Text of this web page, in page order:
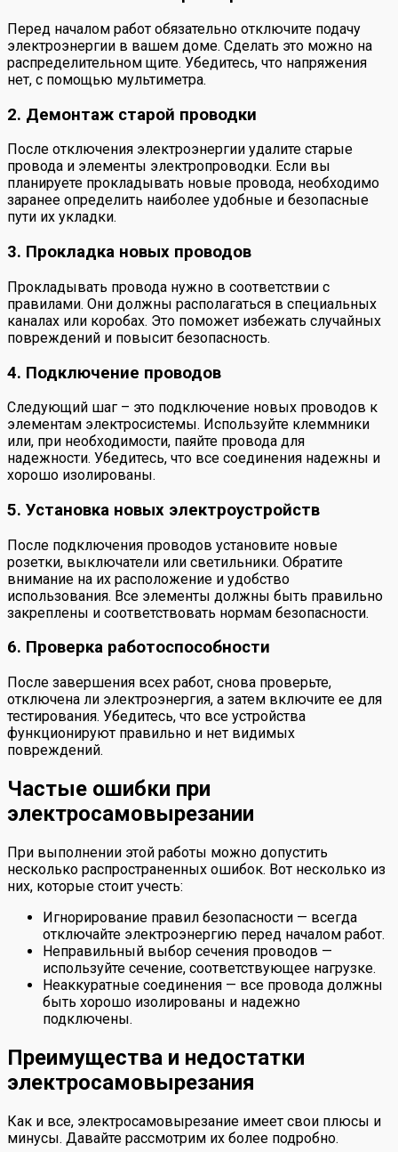
Перед началом работ обязательно отключите подачу
электроэнергии в вашем доме. Сделать это можно на
распределительном щите. Убедитесь, что напряжения
нет, с помощью мультиметра.
2. Демонтаж старой проводки
После отключения электроэнергии удалите старые
провода и элементы электропроводки. Если вы
планируете прокладывать новые провода, необходимо
заранее определить наиболее удобные и безопасные
пути их укладки.
3. Прокладка новых проводов
Прокладывать провода нужно в соответствии с
правилами. Они должны располагаться в специальных
каналах или коробах. Это поможет избежать случайных
повреждений и повысит безопасность.
4. Подключение проводов
Следующий шаг – это подключение новых проводов к
элементам электросистемы. Используйте клеммники
или, при необходимости, паяйте провода для
надежности. Убедитесь, что все соединения надежны и
хорошо изолированы.
5. Установка новых электроустройств
После подключения проводов установите новые
розетки, выключатели или светильники. Обратите
внимание на их расположение и удобство
использования. Все элементы должны быть правильно
закреплены и соответствовать нормам безопасности.
6. Проверка работоспособности
После завершения всех работ, снова проверьте,
отключена ли электроэнергия, а затем включите ее для
тестирования. Убедитесь, что все устройства
функционируют правильно и нет видимых
повреждений.
Частые ошибки при
электросамовырезании
При выполнении этой работы можно допустить
несколько распространенных ошибок. Вот несколько из
них, которые стоит учесть:
Игнорирование правил безопасности — всегда
отключайте электроэнергию перед началом работ.
Неправильный выбор сечения проводов —
используйте сечение, соответствующее нагрузке.
Неаккуратные соединения — все провода должны
быть хорошо изолированы и надежно
подключены.
Преимущества и недостатки
электросамовырезания
Как и все, электросамовырезание имеет свои плюсы и
минусы. Давайте рассмотрим их более подробно.